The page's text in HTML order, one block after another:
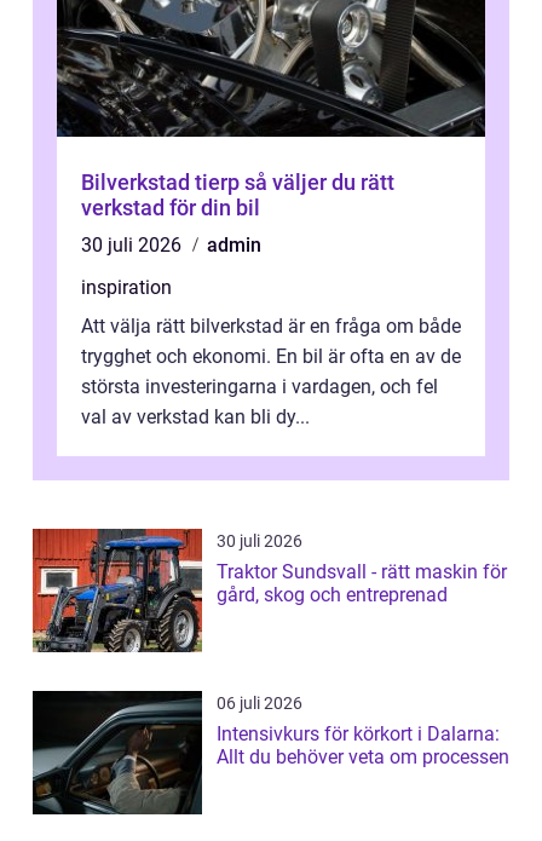
Bilverkstad tierp så väljer du rätt
verkstad för din bil
30 juli 2026
admin
inspiration
Att välja rätt bilverkstad är en fråga om både
trygghet och ekonomi. En bil är ofta en av de
största investeringarna i vardagen, och fel
val av verkstad kan bli dy...
30 juli 2026
Traktor Sundsvall - rätt maskin för
gård, skog och entreprenad
06 juli 2026
Intensivkurs för körkort i Dalarna:
Allt du behöver veta om processen